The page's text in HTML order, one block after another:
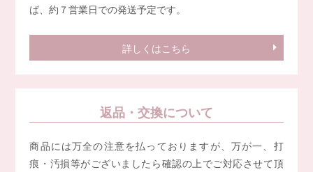
ば、約７営業日での発送予定です。
詳しくはこちら
返品・交換について
商品には万全の注意を払っておりますが、万が一、打
痕・汚損等がございましたら確認の上でご対応させて頂